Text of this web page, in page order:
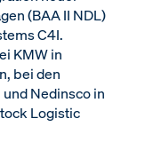
(BAA II NDL)
C4I.
KMW in
bei den
Nedinsco in
Logistic